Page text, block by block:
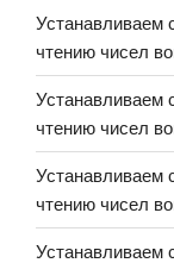
Устанавливаем
чтению чисел
Устанавливаем
чтению чисел
Устанавливаем
чтению чисел
Устанавливаем